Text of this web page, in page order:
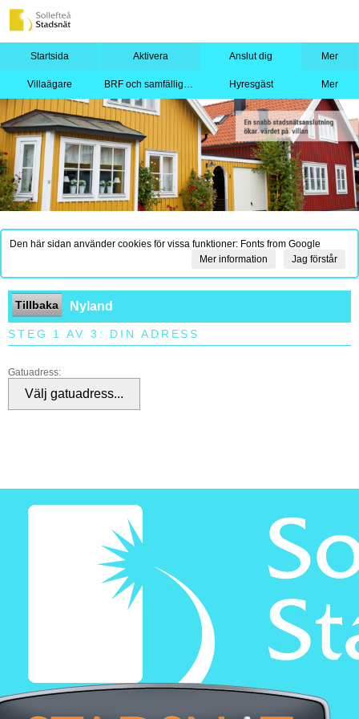
Startsida Aktivera Anslut dig Mer
Villaägare BRF och samfällighet Hyresgäst Mer
Den här sidan använder cookies för vissa funktioner: Fonts from Google
Jag förstår
Mer information
Tillbaka Nyland
STEG 1 AV 3: DIN ADRESS
Gatuadress: